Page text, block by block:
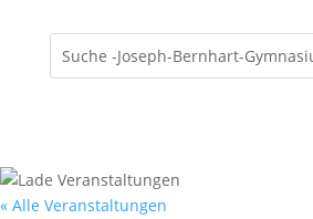
« Alle Veranstaltungen